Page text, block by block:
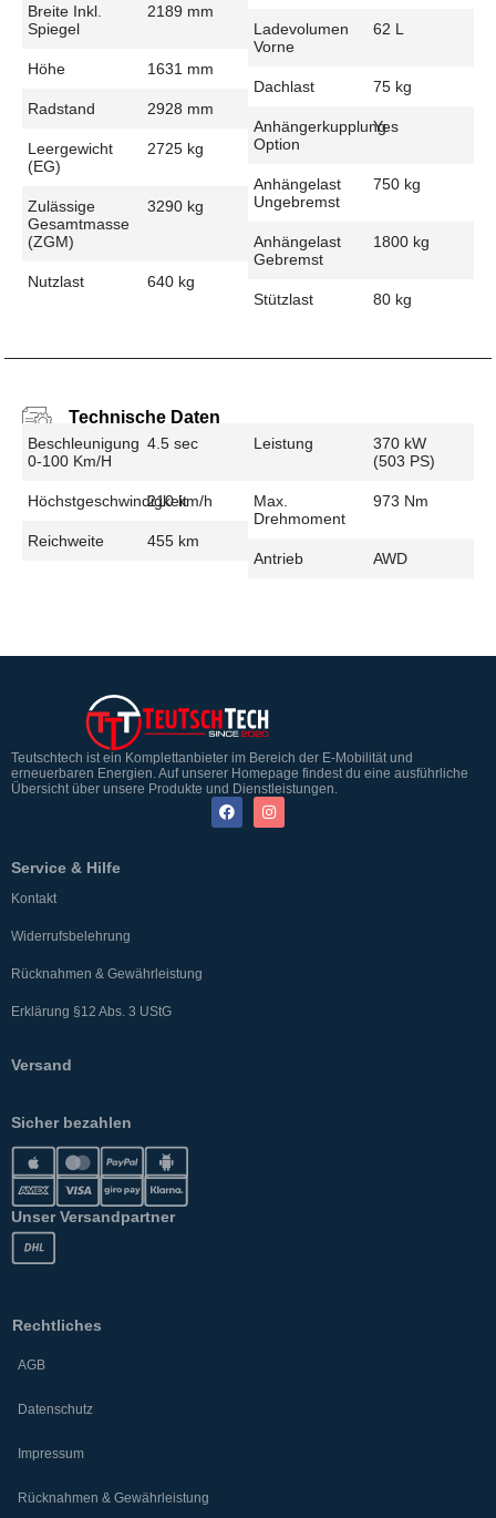
Breite Inkl.
Spiegel
2189 mm
Höhe 1631 mm
Radstand 2928 mm
Leergewicht
(EG)
2725 kg
Zulässige
Gesamtmasse
(zGM)
3290 kg
Nutzlast 640 kg
Ladevolumen
Vorne
62 L
Dachlast 75 kg
Anhängerkupplung
Option
Yes
Anhängelast
Ungebremst
750 kg
Anhängelast
Gebremst
1800 kg
Stützlast 80 kg
Technische Daten
Beschleunigung
0-100 Km/h
4.5 sec
Höchstgeschwindigkeit
210 km/h
Reichweite 455 km
Leistung
370 kW
(503 PS)
Max.
Drehmoment
973 Nm
Antrieb AWD
Teutschtech ist ein Komplettanbieter im Bereich der E-Mobilität und
erneuerbaren Energien. Auf unserer Homepage findest du eine ausführliche
Übersicht über unsere Produkte und Dienstleistungen.
Service & Hilfe
Kontakt
Widerrufsbelehrung
Rücknahmen & Gewährleistung
Erklärung §12 Abs. 3 UStG
Versand
Sicher bezahlen
Unser Versandpartner
Rechtliches
AGB
Datenschutz
Impressum
Rücknahmen & Gewährleistung